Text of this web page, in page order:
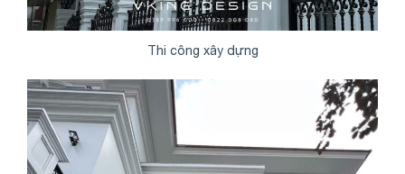
Thi công xây dựng